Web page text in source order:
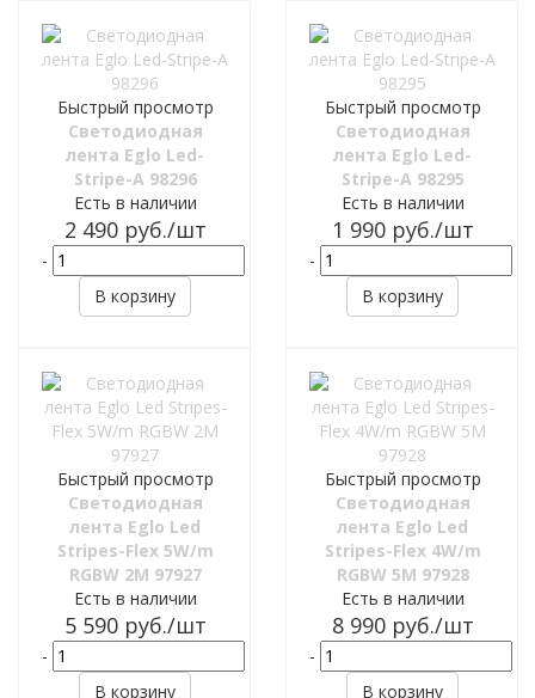
Быстрый просмотр
Светодиодная
лента Eglo Led-
Stripe-A 98296
Есть в наличии
2 490руб./шт
-
В корзину
Быстрый просмотр
Светодиодная
лента Eglo Led-
Stripe-A 98295
Есть в наличии
1 990руб./шт
-
В корзину
Быстрый просмотр
Светодиодная
лента Eglo Led
Stripes-Flex 5W/m
RGBW 2M 97927
Есть в наличии
5 590руб./шт
-
В корзину
Быстрый просмотр
Светодиодная
лента Eglo Led
Stripes-Flex 4W/m
RGBW 5M 97928
Есть в наличии
8 990руб./шт
-
В корзину